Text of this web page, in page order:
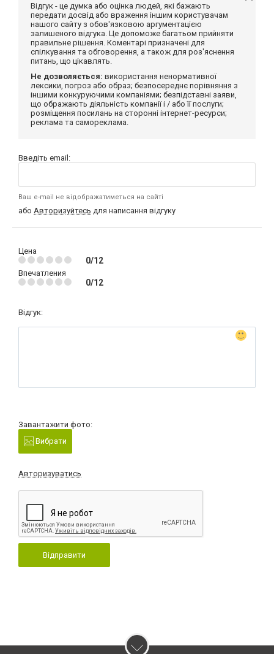
Відгук - це думка або оцінка людей, які бажають
передати досвід або враження іншим користувачам
нашого сайту з обов'язковою аргументацією
залишеного відгука. Це допоможе багатьом прийняти
правильне рішення. Коментарі призначені для
спілкування та обговорення, а також для роз'яснення
питань, що цікавлять.
Не дозволяється: використання ненормативної
лексики, погроз або образ; безпосереднє порівняння з
іншими конкуруючими компаніями; безпідставні заяви,
що ображають діяльність компанії і / або її послуги;
розміщення посилань на сторонні інтернет-ресурси;
реклама та самореклама.
Введіть email:
Ваш e-mail не відображатиметься на сайті
або Авторизуйтесь для написання відгуку
Цена
0/12
Впечатления
0/12
Відгук:
Завантажити фото:
Вибрати
Авторизуватись
Відправити